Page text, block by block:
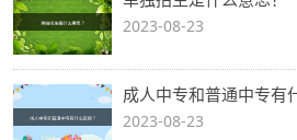
2023-08-23
成人中专和普通中专有
2023-08-23